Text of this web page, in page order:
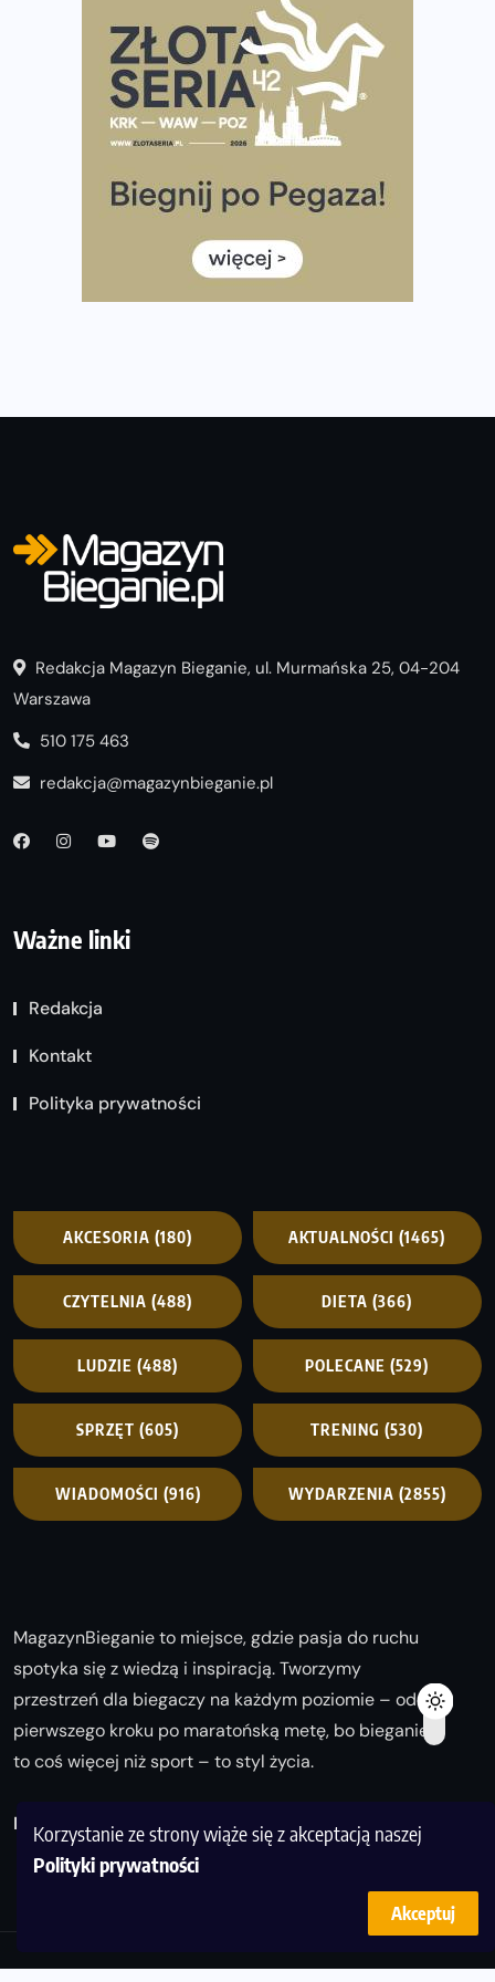
Korzystanie ze strony wiąże się z akceptacją naszej
Polityki prywatności
Akceptuj
Praska 5k Run gospodarzem Mistrzostw Polski
Największy Bieg Powstania Warszawskiego w historii.
Ponad 12 tysięcy uczestników pobiegło dla Bohaterów!
Co ma dużo białka? Produkty, które warto włączyć do
Rozbiegany Olsztyn szykuje się na weekend z
półmaratonem
Redakcja Magazyn Bieganie, ul. Murmańska 25, 04-204
Warszawa
510 175 463
redakcja@magazynbieganie.pl
Ważne linki
Redakcja
Kontakt
Polityka prywatności
AKCESORIA (180) AKTUALNOŚCI (1465)
CZYTELNIA (488) DIETA (366)
LUDZIE (488) POLECANE (529)
SPRZĘT (605) TRENING (530)
WIADOMOŚCI (916) WYDARZENIA (2855)
MagazynBieganie to miejsce, gdzie pasja do ruchu
spotyka się z wiedzą i inspiracją. Tworzymy
przestrzeń dla biegaczy na każdym poziomie – od
pierwszego kroku po maratońską metę, bo bieganie
to coś więcej niż sport – to styl życia.
Biegaj z nami i odkrywaj swoją najlepszą wersję!